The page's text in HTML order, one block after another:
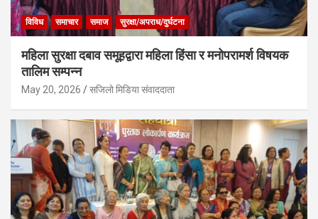
विविध समाचार समाज सुरक्षा/अपराध/दुर्घटना
महिला सुरक्षा दबाव समूहद्वारा महिला हिंसा र मनोपरामर्श विषयक
तालिम सम्पन्न
May 20, 2026 सजिलो मिडिया संवाददाता